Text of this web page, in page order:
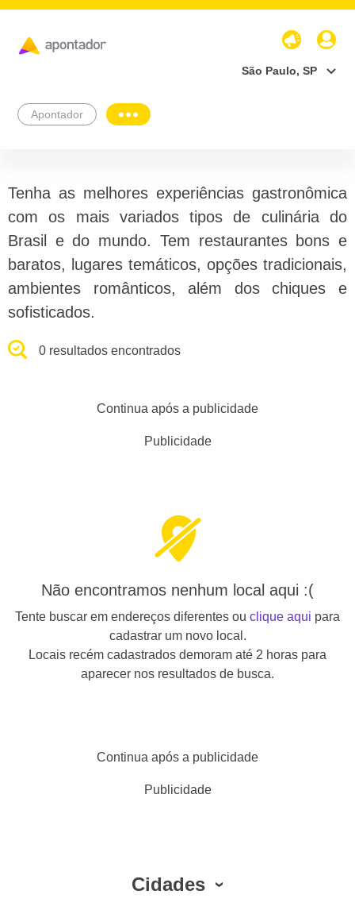
São Paulo, SP
Apontador
Tenha as melhores experiências gastronômica
com os mais variados tipos de culinária do
Brasil e do mundo. Tem restaurantes bons e
baratos, lugares temáticos, opções tradicionais,
ambientes românticos, além dos chiques e
sofisticados.
0 resultados encontrados
Continua após a publicidade
Publicidade
Não encontramos nenhum local aqui :(
Tente buscar em endereços diferentes ou clique aqui para
cadastrar um novo local.
Locais recém cadastrados demoram até 2 horas para
aparecer nos resultados de busca.
Continua após a publicidade
Publicidade
Cidades